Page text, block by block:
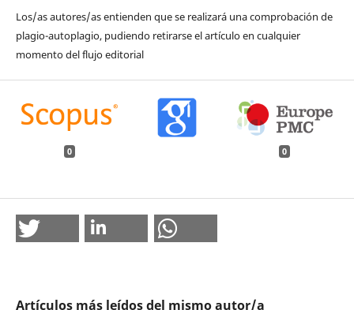
Los/as autores/as entienden que se realizará una comprobación de
plagio-autoplagio, pudiendo retirarse el artículo en cualquier
momento del flujo editorial
0 0
Artículos más leídos del mismo autor/a